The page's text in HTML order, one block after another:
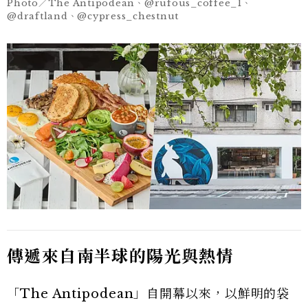
Photo／The Antipodean、@rufous_coffee_1、
@draftland、@cypress_chestnut
傳遞來自南半球的陽光與熱情
「The Antipodean」自開幕以來，以鮮明的袋